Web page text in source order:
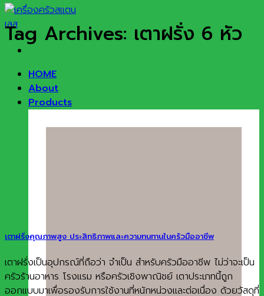
HOME
About
Products
Tag Archives: เตาฝรั่ง 6 หัว
เตาฝรั่งคุณภาพสูง ประสิทธิภาพและความทนทานในครัวมืออาชีพ
เตาฝรั่งเป็นอุปกรณ์ที่ถือว่า จำเป็น สำหรับครัวมืออาชีพ ไม่ว่าจะเป็น
ครัวร้านอาหาร โรงแรม หรือครัวเชิงพาณิชย์ เตาประเภทนี้ถูก
ออกแบบมาเพื่อรองรับการใช้งานที่หนักหน่วงและต่อเนื่อง ด้วยวัสดุที่